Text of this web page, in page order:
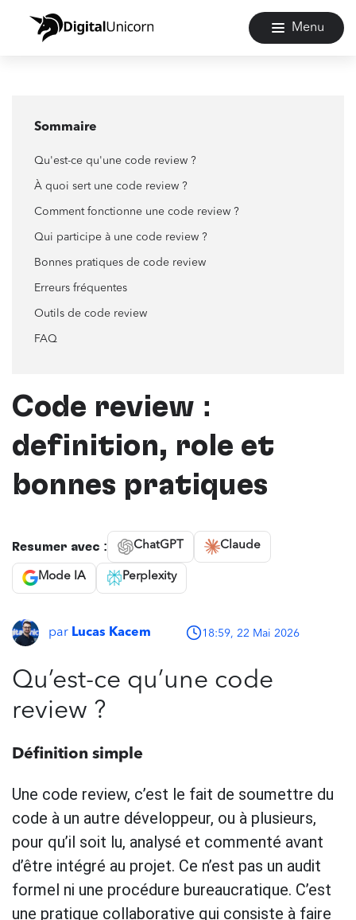
Menu
Sommaire
Qu'est-ce qu'une code review ?
À quoi sert une code review ?
Comment fonctionne une code review ?
Qui participe à une code review ?
Bonnes pratiques de code review
Erreurs fréquentes
Outils de code review
FAQ
Code review :
définition, rôle et
bonnes pratiques
Résumer avec : ChatGPT Claude
Mode IA Perplexity
par Lucas Kacem 18:59, 22 Mai 2026
Qu’est-ce qu’une code
review ?
Définition simple
Une code review, c’est le fait de soumettre du
code à un autre développeur, ou à plusieurs,
pour qu’il soit lu, analysé et commenté avant
d’être intégré au projet. Ce n’est pas un audit
formel ni une procédure bureaucratique. C’est
une pratique collaborative qui consiste à faire